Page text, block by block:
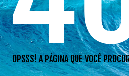
OPSSS! A PÁGINA QUE VOCÊ